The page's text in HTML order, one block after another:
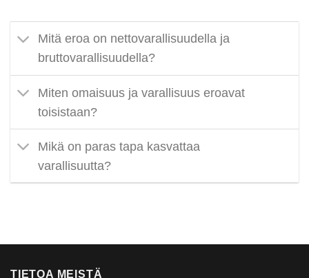
Mitä eroa on nettovarallisuudella ja
bruttovarallisuudella?
Miten omaisuus ja varallisuus eroavat
toisistaan?
Mikä on paras tapa kasvattaa
varallisuutta?
TIETOA MEISTÄ